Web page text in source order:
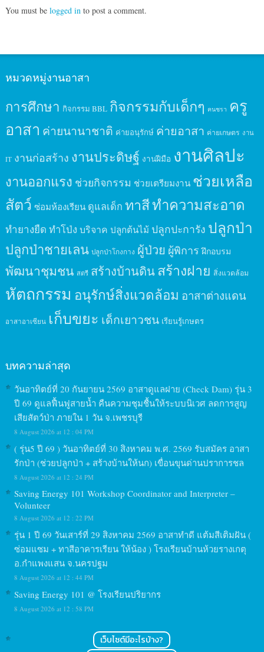
You must be logged into post a comment.
หมวดหมู่งานอาสา
การศึกษา กิจกรรม BBL กิจกรรมกับเด็กๆ คนชรา ครู
อาสา ค่ายนานาชาติ ค่ายอนุรักษ์ ค่ายอาสา ค่ายเกษตร งาน
IT งานก่อสร้าง งานประดิษฐ์ งานฝีมือ งานศิลปะ
งานออกแรง ช่วยกิจกรรม ช่วยเตรียมงาน ช่วยเหลือ
สัตว์ ซ่อมห้องเรียน ดูแลเด็ก ทาสีทำความสะอาด
ทำยางยืด ทำโป่ง บริจาค ปลูกต้นไม้ ปลูกปะการัง ปลูกป่า
ปลูกป่าชายเลน ปลูกป่าโกงกาง ผู้ป่วย ผู้พิการ ฝึกอบรม
พัฒนาชุมชน สตรี สร้างบ้านดินสร้างฝาย สิ่งแวดล้อม
หัตถกรรม อนุรักษ์สิ่งแวดล้อม อาสาต่างแดน
อาสาอาเซียน เก็บขยะ เด็กเยาวชน เรียนรู้เกษตร
บทความล่าสุด
วันอาทิตย์ที่ 20 กันยายน 2569 อาสาดูแลฝาย (Check Dam) รุ่น 3
ปี 69 ดูแลฟื้นฟูสายน้ำ คืนความชุมชื้นให้ระบบนิเวศ ลดการสูญ
เสียสัตว์ป่า ภายใน 1 วัน จ.เพชรบุรี
8 August 2026 at 12 : 04 PM
( รุ่น5 ปี 69 ) วันอาทิตย์ที่ 30 สิงหาคม พ.ศ. 2569 รับสมัคร อาสา
รักป่า (ช่วยปลูกป่า + สร้างบ้านให้นก) เขื่อนขุนด่านปราการชล
8 August 2026 at 12 : 24 PM
Saving Energy 101 Workshop Coordinator and Interpreter –
Volunteer
8 August 2026 at 12 : 22 PM
รุ่น 1 ปี 69 วันเสาร์ที่ 29 สิงหาคม 2569 อาสาทำดี แต้มสีเติมฝัน (
ซ่อมแซม + ทาสีอาคารเรียน ให้น้อง ) โรงเรียนบ้านห้วยรางเกตุ
อ.กำแพงแสน จ.นครปฐม
8 August 2026 at 12 : 44 PM
Saving Energy 101 @ โรงเรียนปริยากร
8 August 2026 at 12 : 58 PM
เว็บไซต์มีอะไรบ้าง?